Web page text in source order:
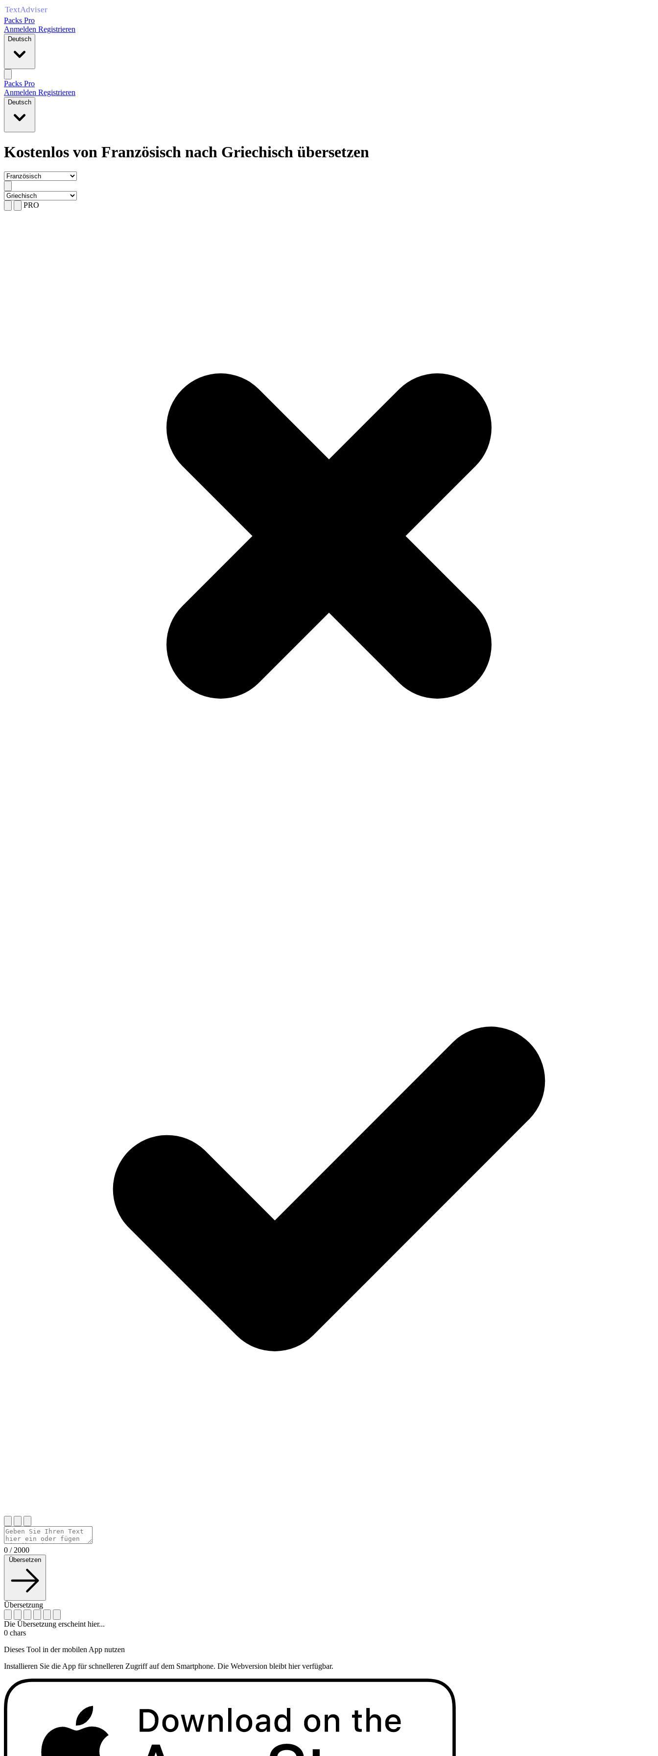
Packs Pro
Anmelden Registrieren
Deutsch
Packs Pro
Anmelden Registrieren
Deutsch
Kostenlos von Französisch nach Griechisch übersetzen
PRO
0 / 2000
Übersetzen
Übersetzung
Die Übersetzung erscheint hier...
0 chars
Dieses Tool in der mobilen App nutzen
Installieren Sie die App für schnelleren Zugriff auf dem Smartphone. Die Webversion bleibt hier verfügbar.